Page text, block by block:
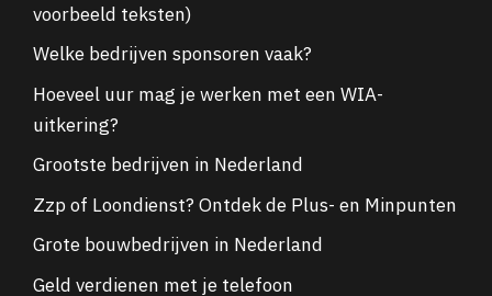
voorbeeld teksten)
Welke bedrijven sponsoren vaak?
Hoeveel uur mag je werken met een WIA-
uitkering?
Grootste bedrijven in Nederland
Zzp of Loondienst? Ontdek de Plus- en Minpunten
Grote bouwbedrijven in Nederland
Geld verdienen met je telefoon